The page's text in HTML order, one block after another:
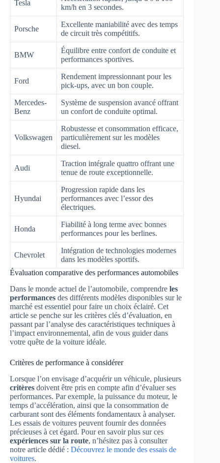
Tesla
km/h en 3 secondes.
Porsche
Excellente maniabilité avec des temps
de circuit très compétitifs.
BMW
Équilibre entre confort de conduite et
performances sportives.
Ford
Rendement impressionnant pour les
pick-ups, avec un bon couple.
Mercedes-
Benz
Système de suspension avancé offrant
un confort de conduite optimal.
Volkswagen
Robustesse et consommation efficace,
particulièrement sur les modèles
diesel.
Audi
Traction intégrale quattro offrant une
tenue de route exceptionnelle.
Hyundai
Progression rapide dans les
performances avec l’essor des
électriques.
Honda
Fiabilité à long terme avec bonnes
performances pour les berlines.
Chevrolet
Intégration de technologies modernes
dans les modèles sportifs.
Évaluation comparative des performances automobiles
Dans le monde actuel de l’automobile, comprendre les
performances des différents modèles disponibles sur le
marché est essentiel pour faire un choix éclairé. Cet
article se penche sur les critères clés d’évaluation, en
passant par l’analyse des caractéristiques techniques à
l’impact environnemental, afin de vous guider dans
votre quête de la voiture idéale.
Critères de performance à considérer
Lorsque l’on envisage d’acquérir un véhicule, plusieurs
critères doivent être pris en compte afin d’évaluer ses
performances. Par exemple, la puissance du moteur, le
temps d’accélération, ainsi que la consommation de
carburant sont des éléments fondamentaux à analyser.
Les essais de voitures peuvent fournir des données
précieuses à cet égard. Pour en savoir plus sur ces
expériences sur la route, n’hésitez pas à consulter
notre article dédié : Découvrez le monde des essais de
voitures.